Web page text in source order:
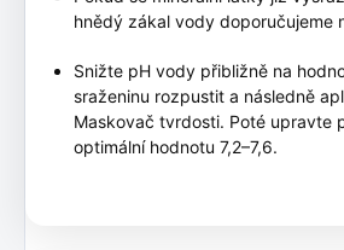
hnědý zákal vody doporučujeme
Snižte pH vody přibližně na
sraženinu rozpustit a následně
Maskovač tvrdosti. Poté upravte
optimální hodnotu 7,2–7,6.